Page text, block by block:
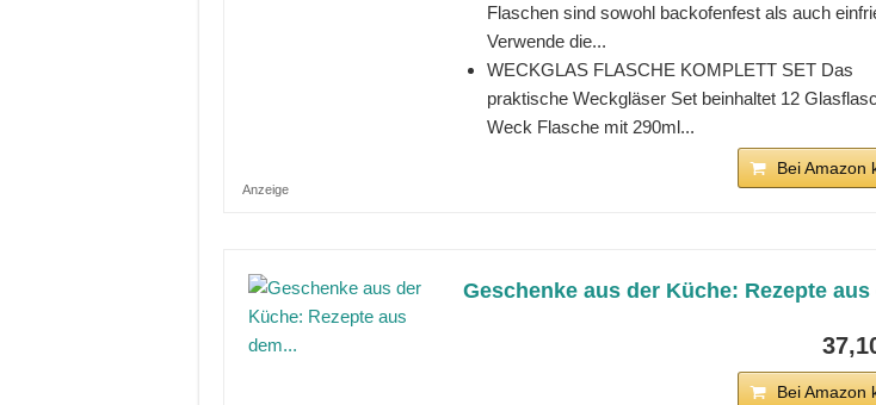
Flaschen sind sowohl backofenfest als auch
Verwende die...
WECKGLAS FLASCHE KOMPLETT SET Das
praktische Weckgläser Set beinhaltet 12
Weck Flasche mit 290ml...
Bei Amazon
Anzeige
Geschenke aus der Küche: Rezepte aus
Bei Amazon